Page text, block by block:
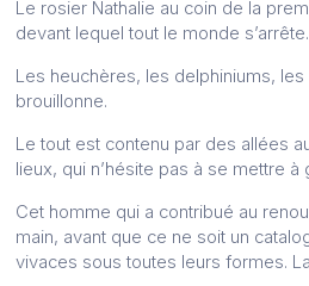
Le rosier Nathalie au coin de la
devant lequel tout le monde s’arrête.
Les heuchères, les delphiniums,
brouillonne.
Le tout est contenu par des allées
lieux, qui n’hésite pas à se mettre
Cet homme qui a contribué au
main, avant que ce ne soit un
vivaces sous toutes leurs formes.